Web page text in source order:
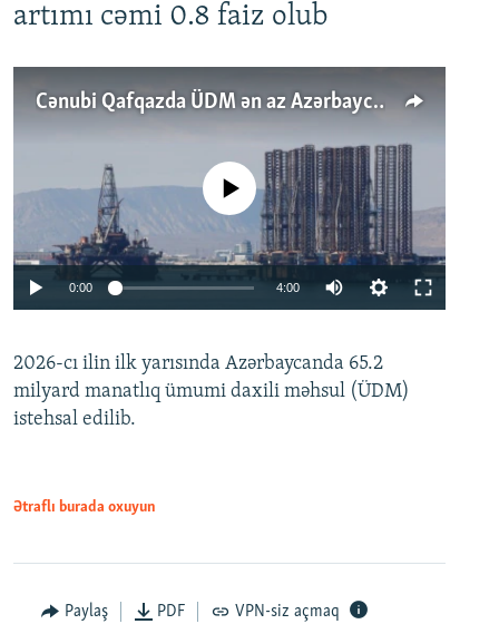
artımı cəmi 0.8 faiz olub
Cənubi Qafqazda ÜDM ən az Azərbaycanda artır: Qonşuları niyə Bakını qabaqlaya bilir?
Auto 240p 360p 480p
No media source currently available
0:00 4:00
360p
480p
2026-cı ilin ilk yarısında Azərbaycanda 65.2
milyard manatlıq ümumi daxili məhsul (ÜDM)
istehsal edilib.
Ətraflı burada oxuyun
Paylaş PDF VPN-siz açmaq